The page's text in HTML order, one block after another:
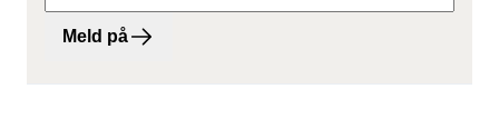
Meld på